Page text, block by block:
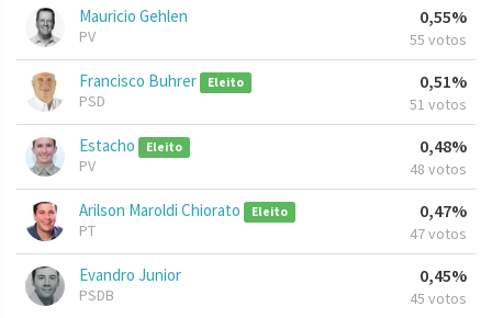
Mauricio Gehlen
PV
0,55%
55 votos
Francisco Buhrer Eleito
PSD
0,51%
51 votos
Estacho Eleito
PV
0,48%
48 votos
Arilson Maroldi Chiorato Eleito
PT
0,47%
47 votos
Evandro Junior
PSDB
0,45%
45 votos